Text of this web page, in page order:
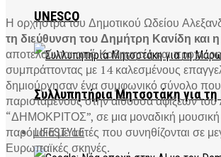
UNESCO
Συλλυπητήρια Μητσοτάκη για
LIFESTYLE
Η ορχήστρα του Δημοτικού Ωδείου
τη διεύθυνση του Δημήτρη Κανίδη και
αποτελούνται από Καθηγητές και
συμπράττοντας με 14 καλεσμένους
δημιούργησαν ένα συμφωνικό σύνολο που
παριστάμενους στην αίθουσα αφίξεων του
“ΔΗΜΟΚΡΙΤΟΣ”, σε μια μοναδική μουσική
παρόμοια με αυτές που συνηθίζονται σε
Ευρωπαϊκές σκηνές.